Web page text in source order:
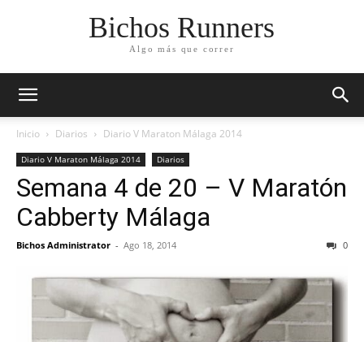
Bichos Runners
Algo más que correr
Inicio Diarios Diario V Maraton Málaga 2014
Diario V Maraton Málaga 2014 Diarios
Semana 4 de 20 – V Maratón
Cabberty Málaga
Bichos Administrator - Ago 18, 2014 0